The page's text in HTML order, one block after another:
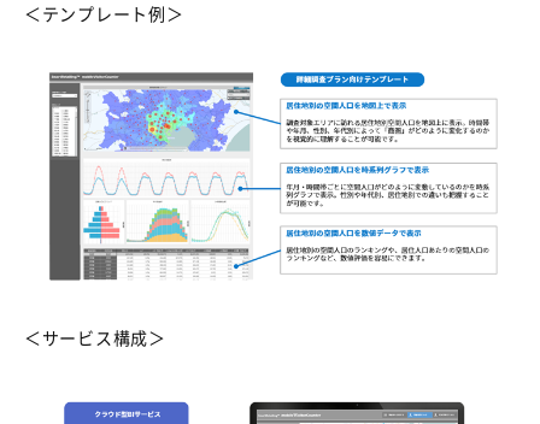
＜テンプレート例＞
＜サービス構成＞